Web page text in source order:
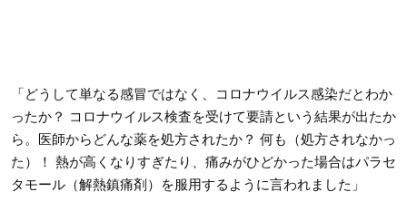
「どうして単なる感冒ではなく、コロナウイルス感染だとわか
ったか？ コロナウイルス検査を受けて要請という結果が出たか
ら。医師からどんな薬を処方されたか？ 何も（処方されなかっ
た）！ 熱が高くなりすぎたり、痛みがひどかった場合はパラセ
タモール（解熱鎮痛剤）を服用するように言われました」